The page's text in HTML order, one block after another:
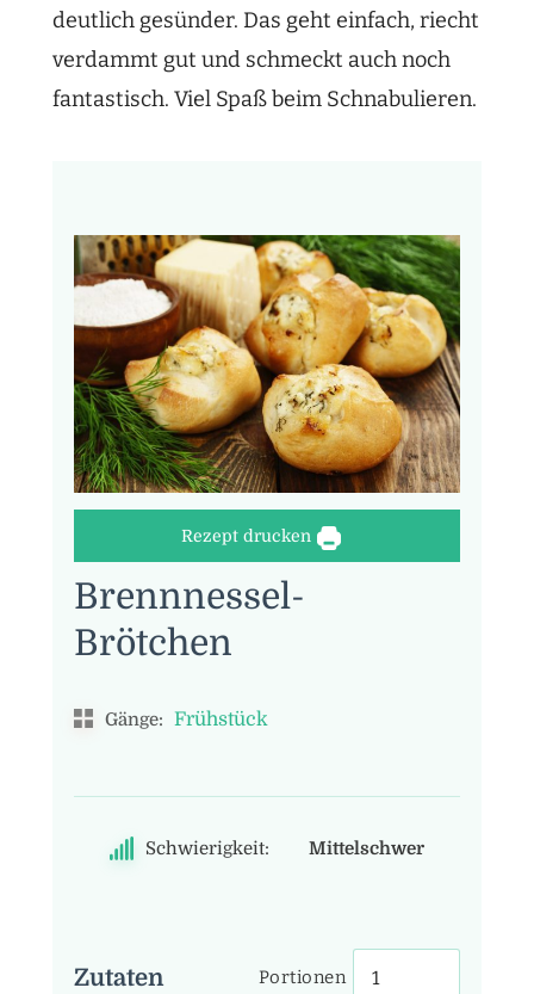
deutlich gesünder. Das geht einfach, riecht
verdammt gut und schmeckt auch noch
fantastisch. Viel Spaß beim Schnabulieren.
Rezept drucken
Brennnessel-
Brötchen
Gänge: Frühstück
Schwierigkeit: Mittelschwer
Zutaten Portionen